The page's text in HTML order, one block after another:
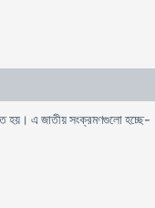
হয়। এ জাতীয় সংক্রমণগুলো হচ্ছে-